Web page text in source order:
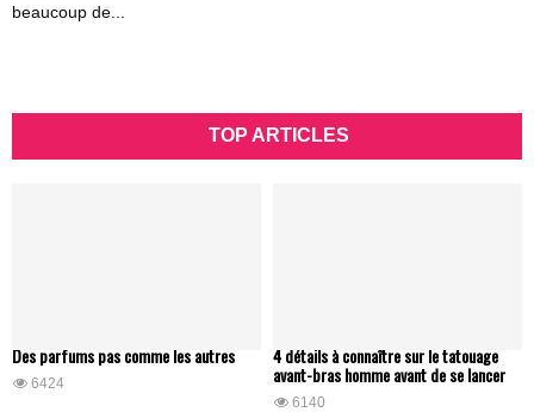
beaucoup de...
TOP ARTICLES
Des parfums pas comme les autres
6424
4 détails à connaître sur le tatouage
avant-bras homme avant de se lancer
6140